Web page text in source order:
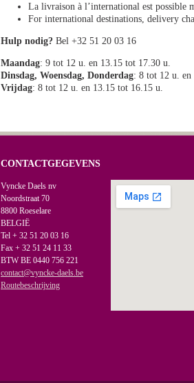
La livraison à l’international est possible
For international destinations, delivery
Hulp nodig? Bel +32 51 20 03 16
Maandag: 9 tot 12 u. en 13.15 tot 17.30 u.
Dinsdag, Woensdag, Donderdag: 8 tot 12 u.
Vrijdag: 8 tot 12 u. en 13.15 tot 16.15 u.
CONTACTGEGEVENS
Vyncke Daels nv
Noordstraat 70
8800 Roeselare
BELGIË
Tel + 32 51 20 03 16
Fax + 32 51 24 11 33
BTW BE 0440 756 221
contact@vyncke-daels.be
Routebeschrijving